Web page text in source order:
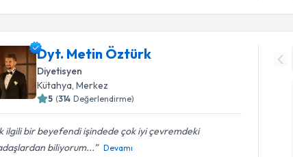
Dyt. Metin Öztürk
Diyetisyen
Kütahya, Merkez
5 (314 Değerlendirme)
ilgili bir beyefendi işindede çok iyi çevremdeki
biliyorum...
Devamı